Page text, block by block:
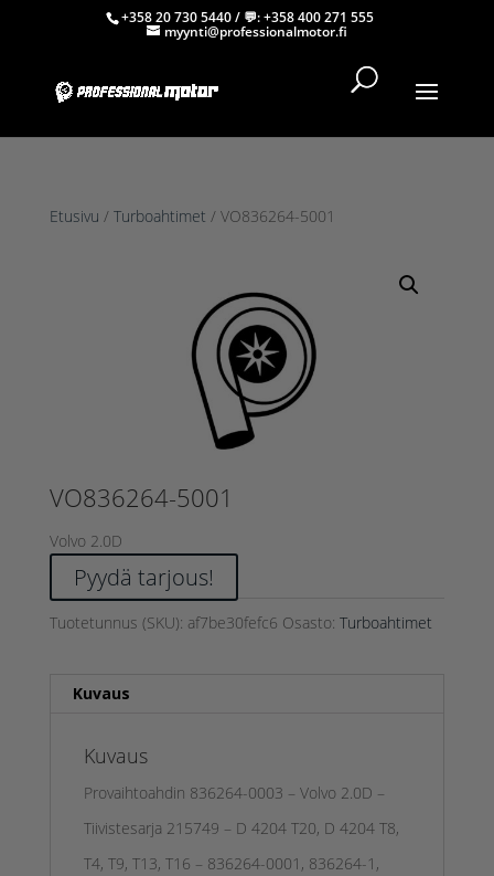
+358 20 730 5440/ 💬:+358 400 271 555
myynti@professionalmotor.fi
Etusivu / Turboahtimet / VO836264-5001
VO836264-5001
Volvo 2.0D
Pyydä tarjous!
Tuotetunnus (SKU): af7be30fefc6 Osasto: Turboahtimet
Kuvaus
Kuvaus
Provaihtoahdin 836264-0003 – Volvo 2.0D –
Tiivistesarja 215749 – D 4204 T20, D 4204 T8,
T4, T9, T13, T16 – 836264-0001, 836264-1,